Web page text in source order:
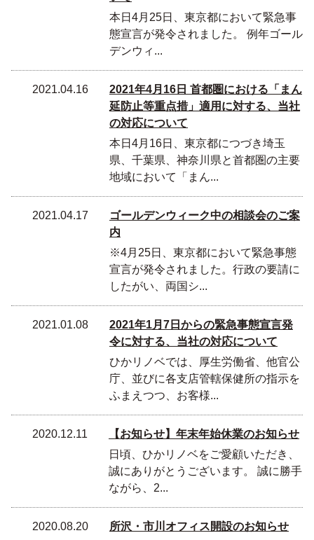
本日4月25日、東京都において緊急事
態宣言が発令されました。 例年ゴール
デンウィ...
2021.04.16
2021年4月16日 首都圏における「まん
延防止等重点措」適用に対する、当社
の対応について
本日4月16日、東京都につづき埼玉
県、千葉県、神奈川県と首都圏の主要
地域において「まん...
2021.04.17
ゴールデンウィーク中の相談会のご案
内
※4月25日、東京都において緊急事態
宣言が発令されました。行政の要請に
したがい、両国シ...
2021.01.08
2021年1月7日からの緊急事態宣言発
令に対する、当社の対応について
ひかリノベでは、厚生労働省、他官公
庁、並びに各支店管轄保健所の指示を
ふまえつつ、お客様...
2020.12.11
【お知らせ】年末年始休業のお知らせ
日頃、ひかリノベをご愛顧いただき、
誠にありがとうございます。 誠に勝手
ながら、2...
2020.08.20
所沢・市川オフィス開設のお知らせ